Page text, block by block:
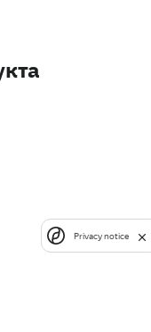
Privacy notice